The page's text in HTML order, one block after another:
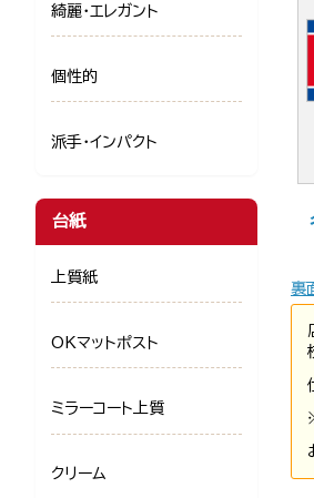
裏
綺麗・エレガント
個性的
派手・インパクト
台紙
上質紙
OKマットポスト
ミラーコート上質
クリーム